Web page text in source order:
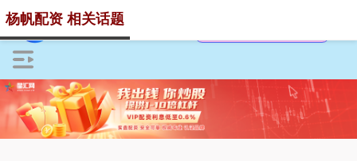
杨帆配资 相关话题